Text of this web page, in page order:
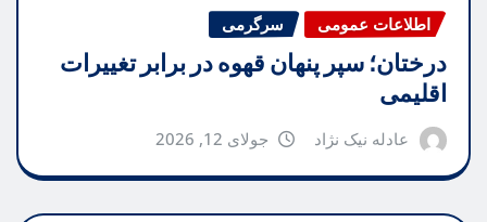
اطلاعات عمومی سرگرمی
درختان؛ سپر پنهان قهوه در برابر تغییرات
اقلیمی
عادله نیک نژاد جولای 12, 2026